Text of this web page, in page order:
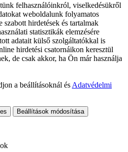
felhasználóinkról, viselkedésükről
weboldalunk folyamatos
szabott hirdetések és tartalmak
statisztikák elemzésére
adatait külső szolgáltatókkal is
hirdetési csatornáikon keresztül
de csak akkor, ha Ön már használja
a beállításoknál és Adatvédelmi
Beállítások módosítása